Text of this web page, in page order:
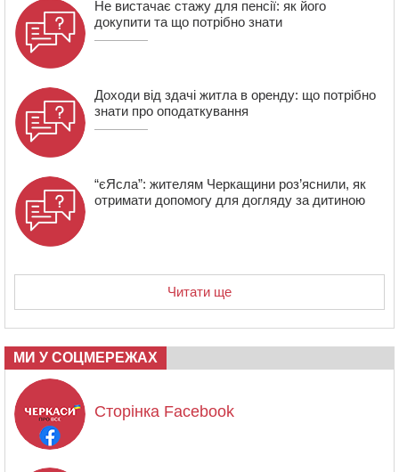
15:32
«Будеш пожежним!»: рятувальник з Умані про
професію, що почалася з його власного порятунку
Не вистачає стажу для пенсії: як його
докупити та що потрібно знати
Доходи від здачі житла в оренду: що потрібно
знати про оподаткування
“єЯсла”: жителям Черкащини роз’яснили, як
отримати допомогу для догляду за дитиною
Читати ще
МИ У СОЦМЕРЕЖАХ
Сторінка Facebook